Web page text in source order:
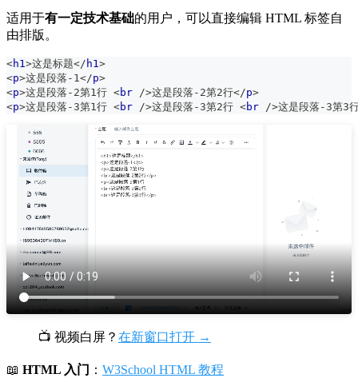
适用于有一定技术基础的用户，可以直接编辑 HTML 标签自
由排版。
<h1>这是标题</ h1>
<p>这是段落-1</p>
<p>这是段落-2第1行 <br />这是段落-2第2行</p>
<p>这是段落-3第1行 <br />这是段落-3第2行 <br />这是段落-3第3
📺 视频白屏？ 在新窗口打开 →
📖 HTML 入门 ： W3School HTML 教程